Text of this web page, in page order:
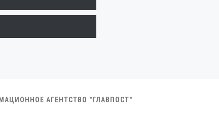
АГЕНТСТВО "ГЛАВПОСТ"